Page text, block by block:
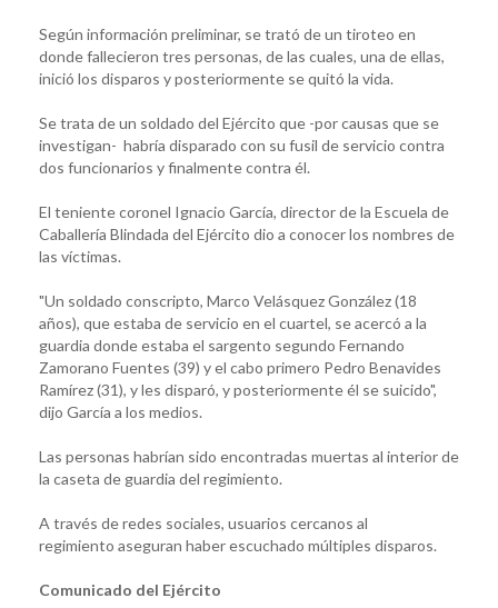
Según información preliminar, se trató de un tiroteo en
donde fallecieron tres personas, de las cuales, una de ellas,
inició los disparos y posteriormente se quitó la vida.
Se trata de un soldado del Ejército que -por causas que se
investigan- habría disparado con su fusil de servicio contra
dos funcionarios y finalmente contra él.
El teniente coronel Ignacio García, director de la Escuela de
Caballería Blindada del Ejército dio a conocer los nombres de
las víctimas.
"Un soldado conscripto, Marco Velásquez González (18
años), que estaba de servicio en el cuartel, se acercó a la
guardia donde estaba el sargento segundo Fernando
Zamorano Fuentes (39) y el cabo primero Pedro Benavides
Ramírez (31), y les disparó, y posteriormente él se suicido",
dijo García a los medios.
Las personas habrían sido encontradas muertas al interior de
la caseta de guardia del regimiento.
A través de redes sociales, usuarios cercanos al
regimiento aseguran haber escuchado múltiples disparos.
Comunicado del Ejército